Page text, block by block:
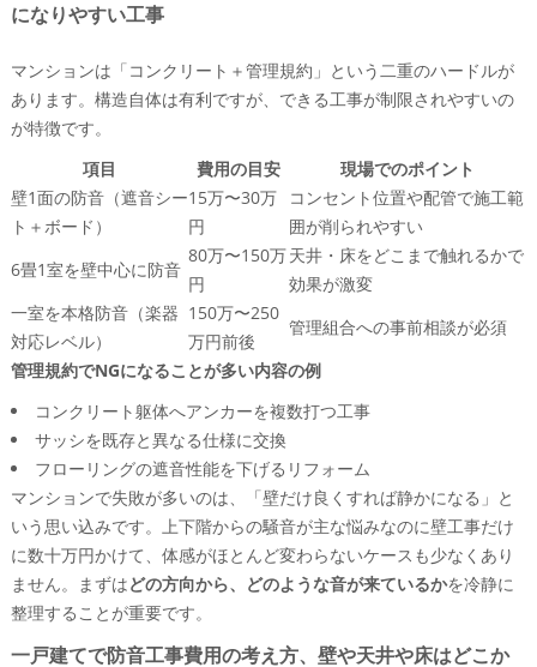
になりやすい工事
マンションは「コンクリート＋管理規約」という二重のハードルが
あります。構造自体は有利ですが、できる工事が制限されやすいの
が特徴です。
項目
費用の目安
現場でのポイント
壁1面の防音（遮音シー
ト＋ボード）
15万〜30万
円
コンセント位置や配管で施工範
囲が削られやすい
6畳1室を壁中心に防音
80万〜150万
円
天井・床をどこまで触れるかで
効果が激変
一室を本格防音（楽器
対応レベル）
150万〜250
万円前後
管理組合への事前相談が必須
管理規約でNGになることが多い内容の例
コンクリート躯体へアンカーを複数打つ工事
サッシを既存と異なる仕様に交換
フローリングの遮音性能を下げるリフォーム
マンションで失敗が多いのは、「壁だけ良くすれば静かになる」と
いう思い込みです。上下階からの騒音が主な悩みなのに壁工事だけ
に数十万円かけて、体感がほとんど変わらないケースも少なくあり
ません。まずはどの方向から、どのような音が来ているかを冷静に
整理することが重要です。
一戸建てで防音工事費用の考え方、壁や天井や床はどこか